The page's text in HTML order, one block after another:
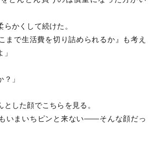
かくして続けた。
まで生活費を切り詰められるか』も考え
」
とした顔でこちらを見る。
いまいちピンと来ない――そんな顔だっ